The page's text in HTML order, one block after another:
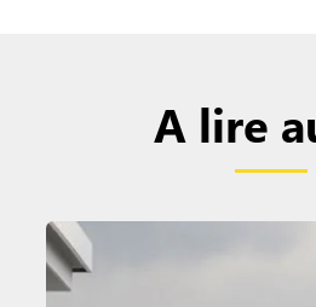
A lire